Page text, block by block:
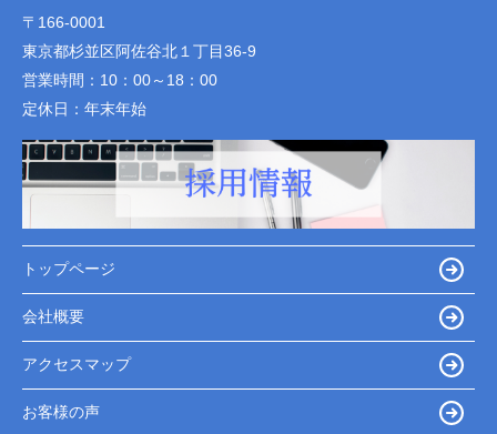
〒166-0001
東京都杉並区阿佐谷北１丁目36-9
営業時間： 10：00～18：00
定休日： 年末年始
トップページ
会社概要
アクセスマップ
お客様の声